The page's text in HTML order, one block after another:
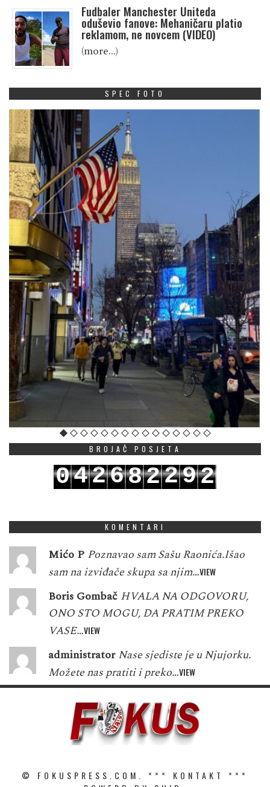
Fudbaler Manchester Uniteda
oduševio fanove: Mehaničaru platio
reklamom, ne novcem (VIDEO)
(more…)
SPEC FOTO
BROJAČ POSJETA
042682292
KOMENTARI
Mićo P Poznavao sam Sašu Raonića.Išao
sam na izviđače skupa sa njim…VIEW
Boris Gombač HVALA NA ODGOVORU,
ONO STO MOGU, DA PRATIM PREKO
VASE…VIEW
administrator Nase sjediste je u Njujorku.
Možete nas pratiti i preko…VIEW
© FOKUSPRESS.COM. *** KONTAKT
***